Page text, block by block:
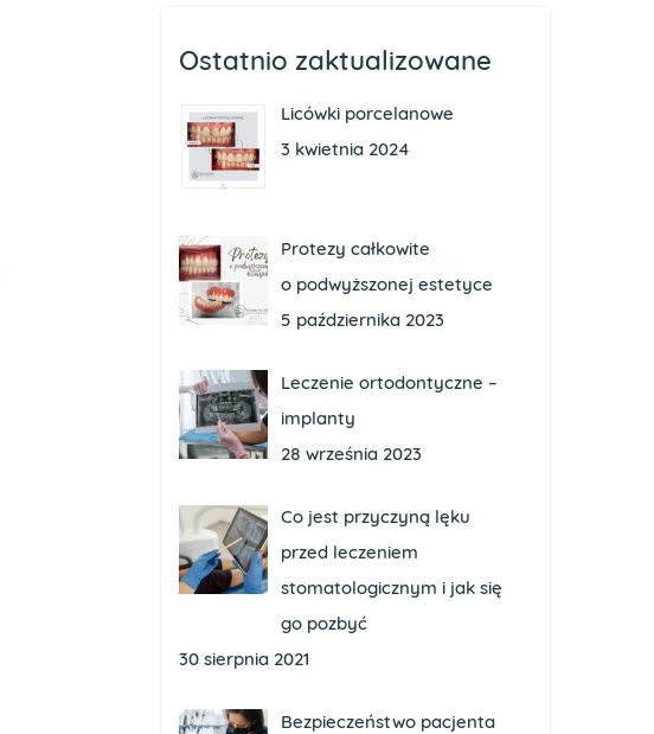
Ostatnio zaktualizowane
Licówki porcelanowe
3 kwietnia 2024
Protezy całkowite
o podwyższonej estetyce
5 października 2023
Leczenie ortodontyczne –
implanty
28 września 2023
Co jest przyczyną lęku
przed leczeniem
stomatologicznym i jak się
go pozbyć
30 sierpnia 2021
Bezpieczeństwo pacjenta